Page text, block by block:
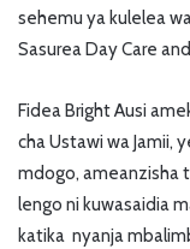
sehemu ya kulelea
Sasurea Day Care
Fidea Bright Ausi
cha Ustawi wa Jamii,
mdogo, ameanzisha
lengo ni kuwasaidia
katika nyanja